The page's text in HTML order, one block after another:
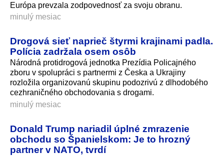
Európa prevzala zodpovednosť za svoju obranu.
minulý mesiac
Drogová sieť naprieč štyrmi krajinami padla.
Polícia zadržala osem osôb
Národná protidrogová jednotka Prezídia Policajného
zboru v spolupráci s partnermi z Česka a Ukrajiny
rozložila organizovanú skupinu podozrivú z dlhodobého
cezhraničného obchodovania s drogami.
minulý mesiac
Donald Trump nariadil úplné zmrazenie
obchodu so Španielskom: Je to hrozný
partner v NATO, tvrdí